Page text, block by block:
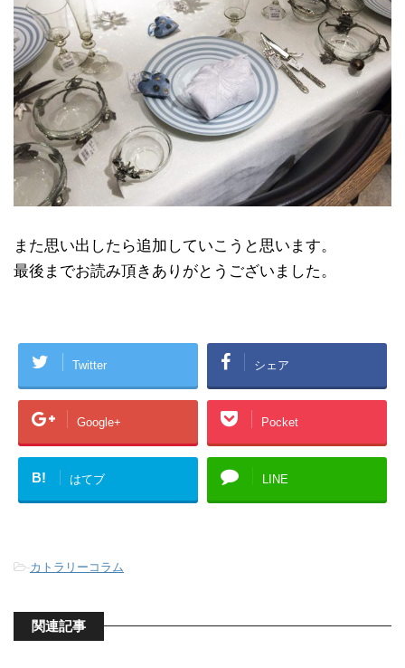
また思い出したら追加していこうと思います。
最後までお読み頂きありがとうございました。
Twitter シェア
Google+ Pocket
B! はてブ LINE
-カトラリーコラム
関連記事